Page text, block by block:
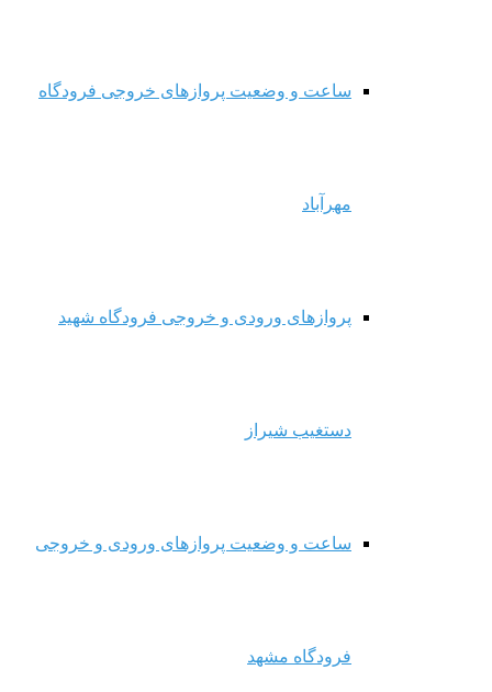
ساعت و وضعیت پروازهای خروجی فرودگاه
مهرآباد
پروازهای ورودی و خروجی فرودگاه شهید
دستغیب شیراز
ساعت و وضعیت پروازهای ورودی و خروجی
فرودگاه مشهد